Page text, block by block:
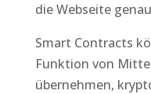
die Webseite
Smart Contracts
Funktion von
übernehmen,